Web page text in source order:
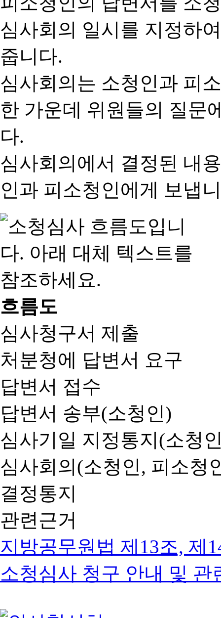
심사회의 일시를 지정하
줍니다.
심사회의는 소청인과 피
한 가운데 위원들의 질문
다.
심사회의에서 결정된 내
인과 피소청인에게 보냅
흐름도
심사청구서 제출
처분청에 답변서 요구
답변서 접수
답변서 송부(소청인)
심사기일 지정통지(소청
심사회의(소청인, 피소청
결정통지
관련근거
지방공무원법 제13조, 제
소청심사 청구 안내 및 관